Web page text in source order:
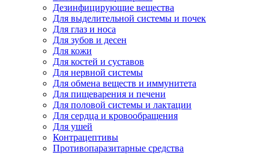
Дезинфицирующие вещества
Для выделительной системы и почек
Для глаз и носа
Для зубов и десен
Для кожи
Для костей и суставов
Для нервной системы
Для обмена веществ и иммунитета
Для пищеварения и печени
Для половой системы и лактации
Для сердца и кровообращения
Для ушей
Контрацептивы
Противопаразитарные средства